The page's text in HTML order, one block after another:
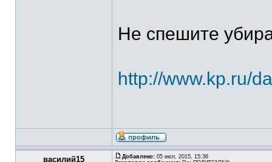
Не спешите
http://www.kp.ru/
василий15 Добавлено: 05 июл, 2015, 15:36